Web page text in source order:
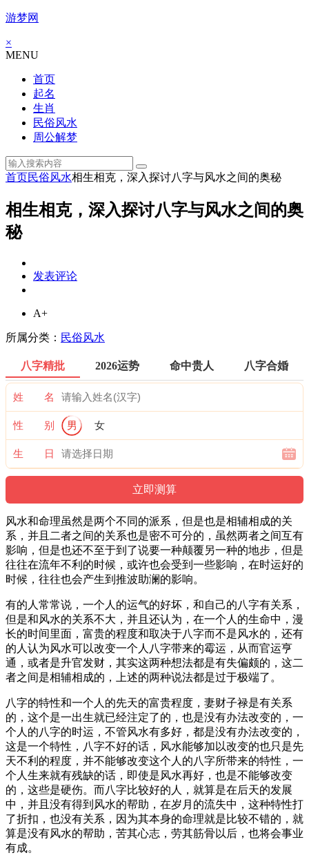
游梦网
×
MENU
首页
起名
生肖
民俗风水
周公解梦
首页民俗风水相生相克，深入探讨八字与风水之间的奥秘
相生相克，深入探讨八字与风水之间的奥
秘
发表评论
A+
所属分类： 民俗风水
八字精批 2026运势 命中贵人 八字合婚
姓 名
性 别 男 女
生 日
风水和命理虽然是两个不同的派系，但是也是相辅相成的关
系，并且二者之间的关系也是密不可分的，虽然两者之间互有
影响，但是也还不至于到了说要一种颠覆另一种的地步，但是
往往在流年不利的时候，或许也会受到一些影响，在时运好的
时候，往往也会产生到推波助澜的影响。
有的人常常说，一个人的运气的好坏，和自己的八字有关系，
但是和风水的关系不大，并且还认为，在一个人的生命中，漫
长的时间里面，富贵的程度和取决于八字而不是风水的，还有
的人认为风水可以改变一个人八字带来的霉运，从而官运亨
通，或者是升官发财，其实这两种想法都是有失偏颇的，这二
者之间是相辅相成的，上述的两种说法都是过于极端了。
八字的特性和一个人的先天的富贵程度，妻财子禄是有关系
的，这个是一出生就已经注定了的，也是没有办法改变的，一
个人的八字的时运，不管风水有多好，都是没有办法改变的，
这是一个特性，八字不好的话，风水能够加以改变的也只是先
天不利的程度，并不能够改变这个人的八字所带来的特性，一
个人生来就有残缺的话，即使是风水再好，也是不能够改变
的，这些是硬伤。而八字比较好的人，就算是在后天的发展
中，并且没有得到风水的帮助，在岁月的流失中，这种特性打
了折扣，也没有关系，因为其本身的命理就是比较不错的，就
算是没有风水的帮助，苦其心志，劳其筋骨以后，也将会事业
有成。